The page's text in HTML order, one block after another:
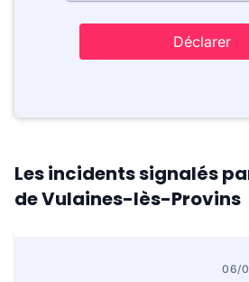
Déclarer
Les incidents signalés
de Vulaines-lès-Provins
06/